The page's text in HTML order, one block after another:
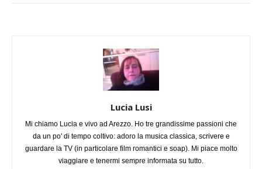
Lucia Lusi
Mi chiamo Lucia e vivo ad Arezzo. Ho tre grandissime passioni che
da un po' di tempo coltivo: adoro la musica classica, scrivere e
guardare la TV (in particolare film romantici e soap). Mi piace molto
viaggiare e tenermi sempre informata su tutto.